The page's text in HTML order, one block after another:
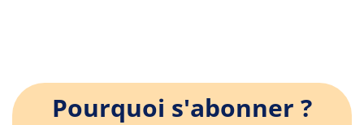
Pourquoi s'abonner ?